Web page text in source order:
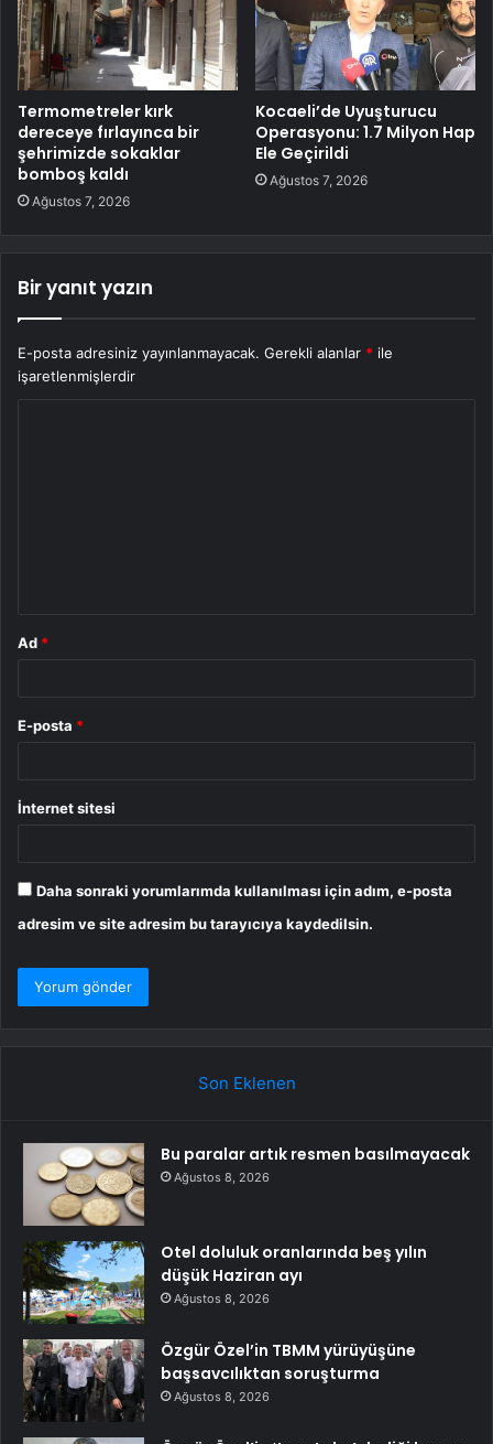
Termometreler kırk
dereceye fırlayınca bir
şehrimizde sokaklar
bomboş kaldı
Ağustos 7, 2026
Kocaeli’de Uyuşturucu
Operasyonu: 1.7 Milyon Hap
Ele Geçirildi
Ağustos 7, 2026
Bir yanıt yazın
E-posta adresiniz yayınlanmayacak. Gerekli alanlar * ile
işaretlenmişlerdir
Ad *
E-posta *
İnternet sitesi
Daha sonraki yorumlarımda kullanılması için adım, e-posta
adresim ve site adresim bu tarayıcıya kaydedilsin.
Son Eklenen
Bu paralar artık resmen basılmayacak
Ağustos 8, 2026
Otel doluluk oranlarında beş yılın
düşük Haziran ayı
Ağustos 8, 2026
Özgür Özel’in TBMM yürüyüşüne
başsavcılıktan soruşturma
Ağustos 8, 2026